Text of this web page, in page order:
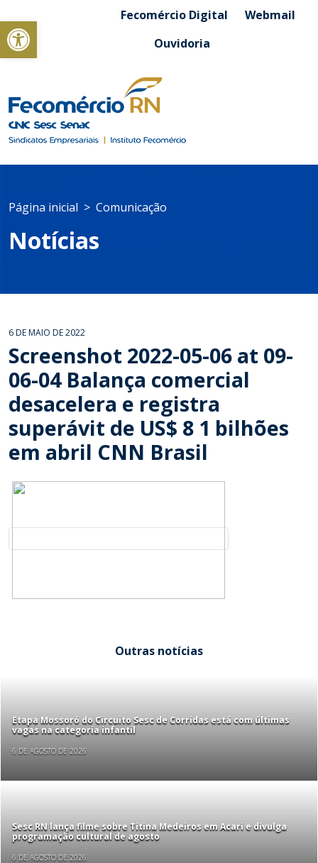
Abrir a barra de ferramentasFecomércio Digital
Webmail
Ouvidoria
Página inicial Comunicação
Notícias
6 DE MAIO DE 2022
Screenshot 2022-05-06 at 09-
06-04 Balança comercial
desacelera e registra
superávit de US$ 8 1 bilhões
em abril CNN Brasil
Outras notícias
Etapa Mossoró do Circuito Sesc de Corridas está com últimas
vagas na categoria infantil
6 DE AGOSTO DE 2026
Sesc RN lança filme sobre Titina Medeiros em Acari e divulga
programação cultural de agosto
6 DE AGOSTO DE 2026